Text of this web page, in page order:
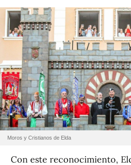
Moros y Cristianos de Elda
Con este reconocimiento,